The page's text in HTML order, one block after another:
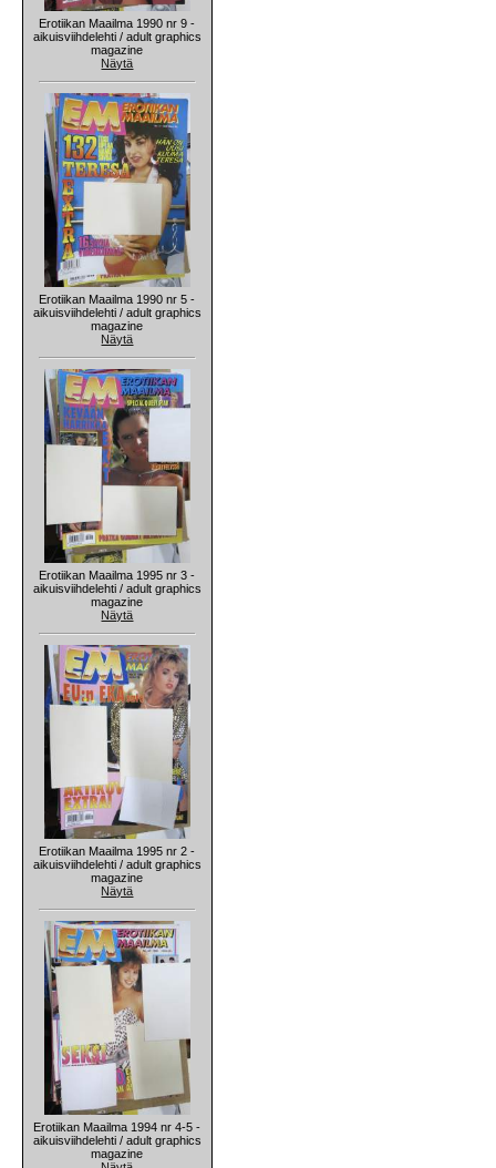
Erotiikan Maailma 1990 nr 9 -
aikuisviihdelehti / adult graphics
magazine
Näytä
Erotiikan Maailma 1990 nr 5 -
aikuisviihdelehti / adult graphics
magazine
Näytä
Erotiikan Maailma 1995 nr 3 -
aikuisviihdelehti / adult graphics
magazine
Näytä
Erotiikan Maailma 1995 nr 2 -
aikuisviihdelehti / adult graphics
magazine
Näytä
Erotiikan Maailma 1994 nr 4-5 -
aikuisviihdelehti / adult graphics
magazine